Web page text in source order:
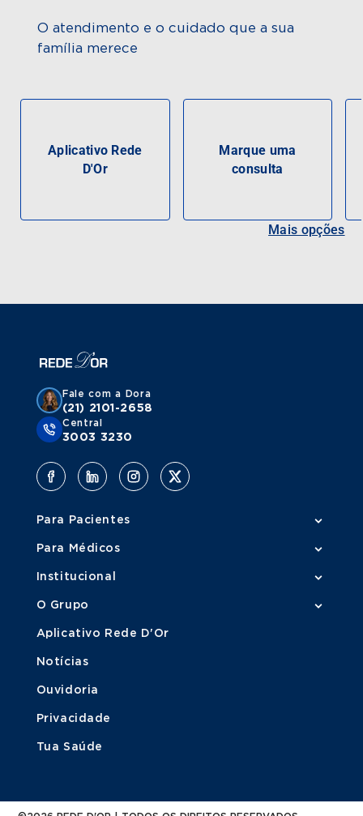
O atendimento e o cuidado que a sua
família merece
Aplicativo Rede
D'Or
Marque uma
consulta
Mais opções
Fale com a Dora
(21) 2101-2658
Central
3003 3230
Para Pacientes
Para Médicos
Institucional
O Grupo
Aplicativo Rede D'Or
Notícias
Ouvidoria
Privacidade
Tua Saúde